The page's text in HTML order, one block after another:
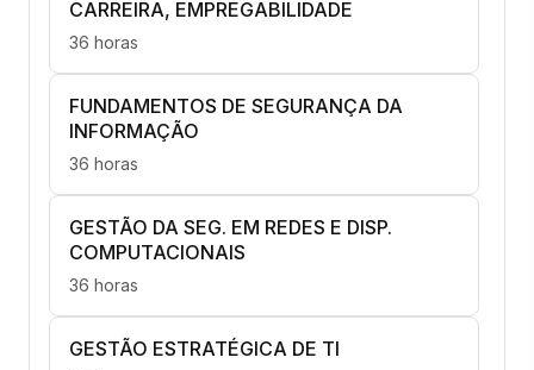
CARREIRA, EMPREGABILIDADE
36 horas
FUNDAMENTOS DE SEGURANÇA DA
INFORMAÇÃO
36 horas
GESTÃO DA SEG. EM REDES E DISP.
COMPUTACIONAIS
36 horas
GESTÃO ESTRATÉGICA DE TI